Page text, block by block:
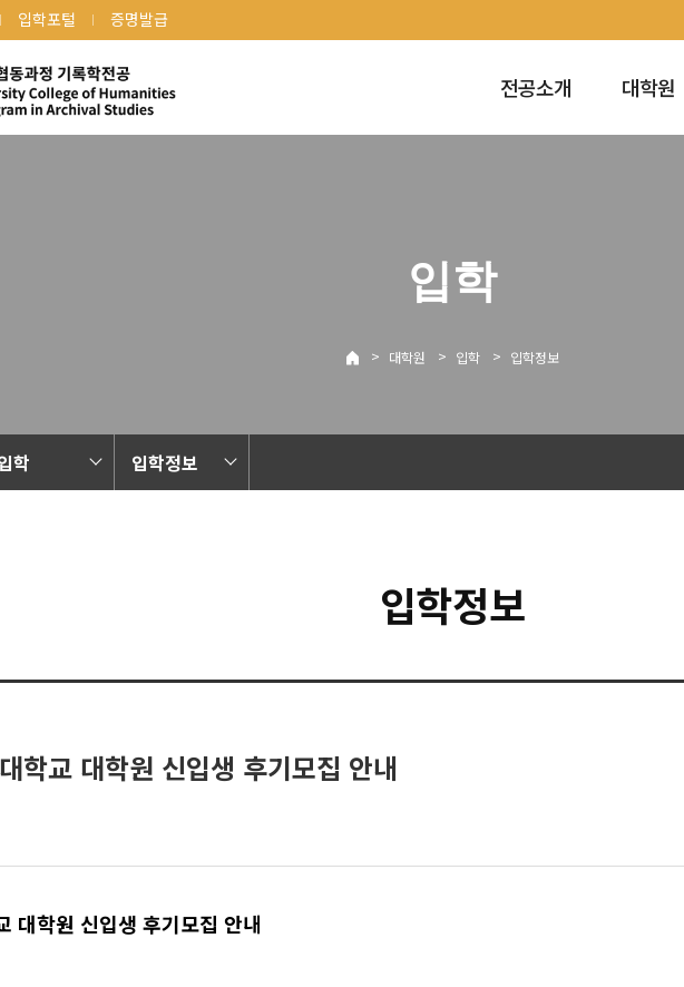
입학포털 증명발급
전공소개 대학원
입학
> 대학원 > 입학 > 입학정보
학 입학정보
입학정보
학교 대학원 신입생 후기모집 안내
대학원 신입생 후기모집 안내